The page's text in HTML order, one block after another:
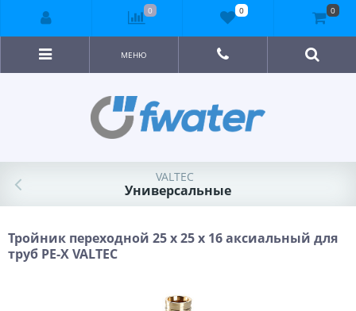
МЕНЮ
VALTEC
Универсальные
Тройник переходной 25 x 25 x 16 аксиальный для
труб PE-X VALTEC
0 0 0